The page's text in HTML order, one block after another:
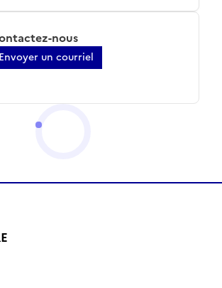
nous
Envoyer un courriel